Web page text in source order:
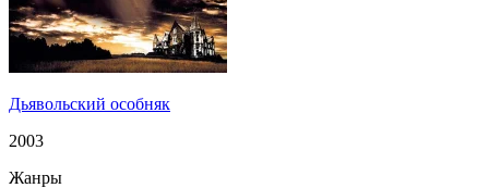
Дьявольский особняк
2003
Жанры